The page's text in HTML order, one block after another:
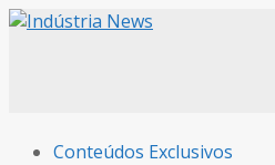
Conteúdos Exclusivos